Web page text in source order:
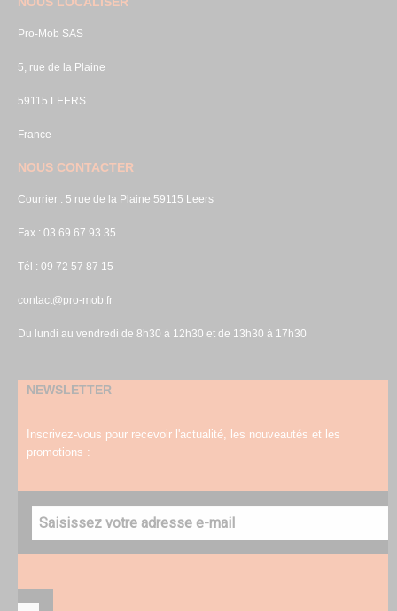
Pro-Mob SAS
5, rue de la Plaine
59115 LEERS
France
NOUS CONTACTER
Courrier : 5 rue de la Plaine 59115 Leers
Fax : 03 69 67 93 35
Tél : 09 72 57 87 15
contact@pro-mob.fr
Du lundi au vendredi de 8h30 à 12h30 et de 13h30 à 17h30
NEWSLETTER
Inscrivez-vous pour recevoir l'actualité, les nouveautés et les
promotions :